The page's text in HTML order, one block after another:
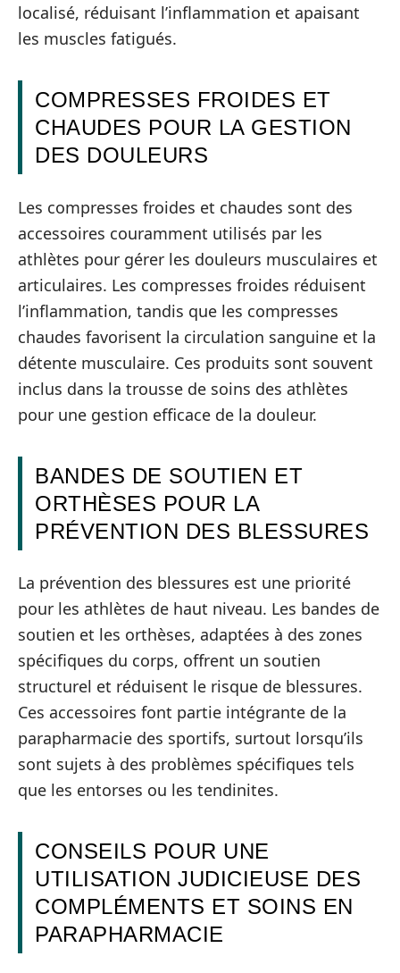
localisé, réduisant l’inflammation et apaisant
les muscles fatigués.
COMPRESSES FROIDES ET
CHAUDES POUR LA GESTION
DES DOULEURS
Les compresses froides et chaudes sont des
accessoires couramment utilisés par les
athlètes pour gérer les douleurs musculaires et
articulaires. Les compresses froides réduisent
l’inflammation, tandis que les compresses
chaudes favorisent la circulation sanguine et la
détente musculaire. Ces produits sont souvent
inclus dans la trousse de soins des athlètes
pour une gestion efficace de la douleur.
BANDES DE SOUTIEN ET
ORTHÈSES POUR LA
PRÉVENTION DES BLESSURES
La prévention des blessures est une priorité
pour les athlètes de haut niveau. Les bandes de
soutien et les orthèses, adaptées à des zones
spécifiques du corps, offrent un soutien
structurel et réduisent le risque de blessures.
Ces accessoires font partie intégrante de la
parapharmacie des sportifs, surtout lorsqu’ils
sont sujets à des problèmes spécifiques tels
que les entorses ou les tendinites.
CONSEILS POUR UNE
UTILISATION JUDICIEUSE DES
COMPLÉMENTS ET SOINS EN
PARAPHARMACIE